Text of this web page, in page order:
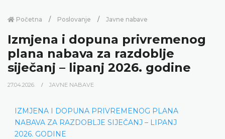
Početna Poslovanje Javne nabave
Izmjena i dopuna privremenog
plana nabava za razdoblje
siječanj – lipanj 2026. godine
27.04.2026. JAVNE NABAVE
IZMJENA I DOPUNA PRIVREMENOG PLANA
NABAVA ZA RAZDOBLJE SIJEČANJ – LIPANJ
2026. GODINE